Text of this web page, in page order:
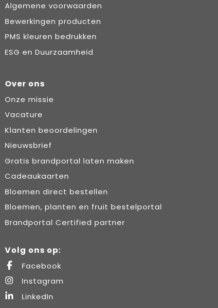
Algemene voorwaarden
Bewerkingen producten
PMS kleuren bedrukken
ESG en Duurzaamheid
Over ons
Onze missie
Vacature
Klanten beoordelingen
Nieuwsbrief
Gratis brandportal laten maken
Cadeaukaarten
Bloemen direct bestellen
Bloemen, planten en fruit bestelportal
Brandportal Certified partner
Volg ons op:
Facebook
Instagram
LinkedIn